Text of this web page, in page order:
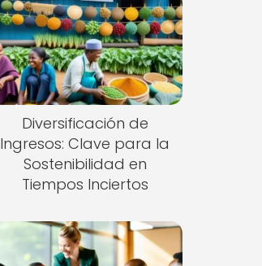
Diversificación de
Ingresos: Clave para la
Sostenibilidad en
Tiempos Inciertos